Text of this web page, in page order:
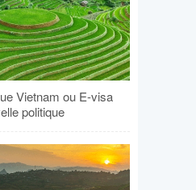
Vietnam ou E-visa
politique